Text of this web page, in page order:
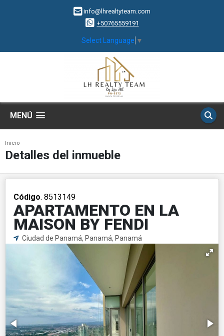
info@lhrealtyteam.com
+50765559191
Select Language ▼
MENÚ
Inicio
Detalles del inmueble
Código. 8513149
APARTAMENTO EN LA
MAISON BY FENDI
Ciudad de Panamá, Panamá, Panamá